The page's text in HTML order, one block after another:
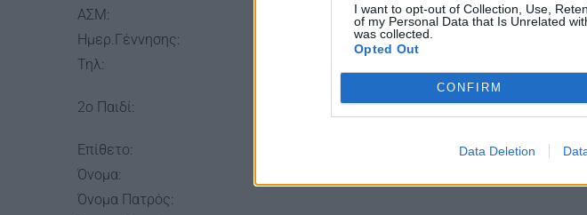
I want to opt-out of Collection, Use,
of my Personal Data that Is Unrelated
was collected.
Opted Out
CONFIRM
Data Deletion
ΑΣΜ:
Ημερ.Γέννησης:
Τηλ:
2ο Παιδί:
Επίθετο:
Όνομα:
Όνομα Πατρός: